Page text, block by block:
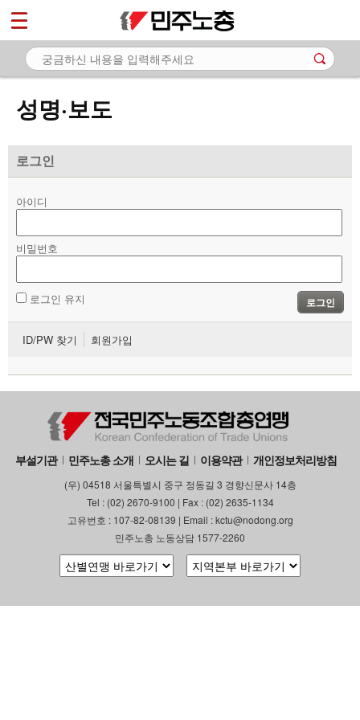
성명·보도
로그인
아이디
비밀번호
로그인 유지 로그인
ID/PW 찾기 회원가입
부설기관 민주노총 소개 오시는 길 이용약관 개인정보처리방침
(우) 04518 서울특별시 중구 정동길 3 경향신문사 14층
Tel : (02) 2670-9100 | Fax : (02) 2635-1134
고유번호 : 107-82-08139 | Email : kctu@nodong.org
민주노총 노동상담 1577-2260
마이페이지
소개
- 공지사항
- 성명·보도
자료
부설기관
업무